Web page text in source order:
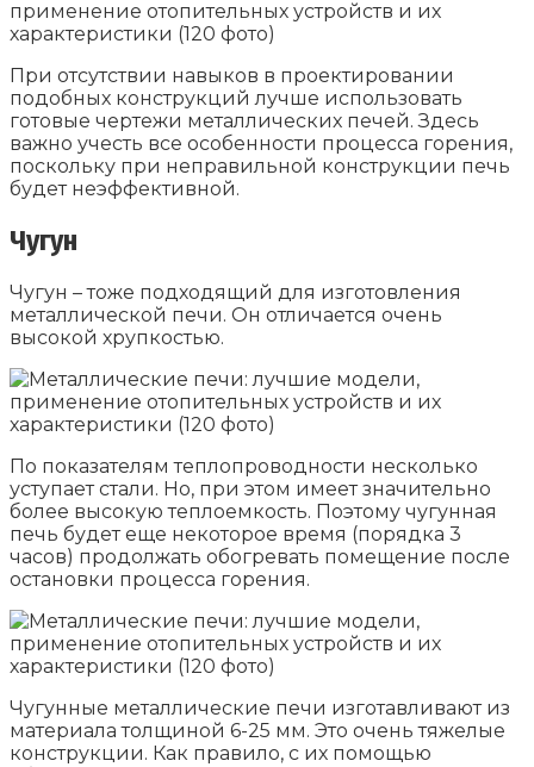
При отсутствии навыков в проектировании
подобных конструкций лучше использовать
готовые чертежи металлических печей. Здесь
важно учесть все особенности процесса горения,
поскольку при неправильной конструкции печь
будет неэффективной.
Чугун
Чугун – тоже подходящий для изготовления
металлической печи. Он отличается очень
высокой хрупкостью.
По показателям теплопроводности несколько
уступает стали. Но, при этом имеет значительно
более высокую теплоемкость. Поэтому чугунная
печь будет еще некоторое время (порядка 3
часов) продолжать обогревать помещение после
остановки процесса горения.
Чугунные металлические печи изготавливают из
материала толщиной 6-25 мм. Это очень тяжелые
конструкции. Как правило, с их помощью